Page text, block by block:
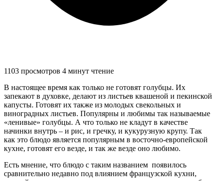
1103 просмотров 4 минут чтение
В настоящее время как только не готовят голубцы. Их
запекают в духовке, делают из листьев квашеной и пекинской
капусты. Готовят их также из молодых свекольных и
виноградных листьев. Популярны и любимы так называемые
«ленивые» голубцы. А что только не кладут в качестве
начинки внутрь – и рис, и гречку, и кукурузную крупу. Так
как это блюдо является популярным в восточно-европейской
кухне, готовят его везде, и так же везде оно любимо.
Есть мнение, что блюдо с таким названием появилось
сравнительно недавно под влиянием французской кухни,